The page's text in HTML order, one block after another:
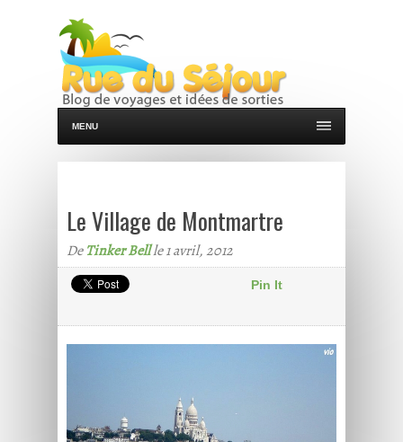
MENU
Le Village de Montmartre
DeTinker Bellle 1 avril, 2012
Pin It